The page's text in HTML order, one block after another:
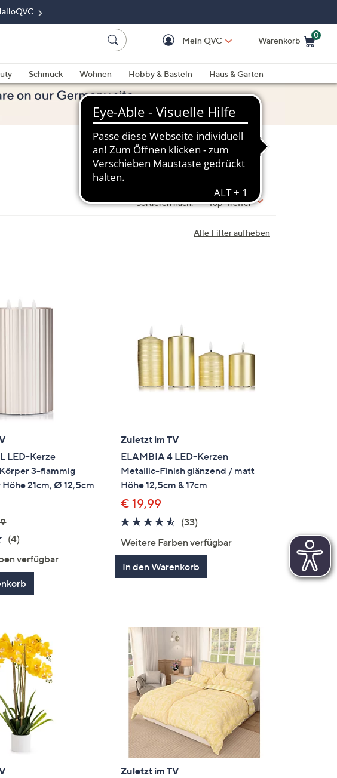
Mein QVC Warenkorb
0
Schmuck Wohnen Hobby & Basteln
Haus & Garten
Sortieren nach: Top-Treffer
Alle Filter aufheben
LED-Kerze
3-flammig
21cm, Ø 12,5cm
4.8
5
(4)
verfügbar
Zuletzt im TV
ELAMBIA 4 LED-Kerzen
Metallic-Finish glänzend / matt
Höhe 12,5cm & 17cm
€ 19,99
4.4
5
(33)
Weitere Farben verfügbar
In den Warenkorb
Zuletzt im TV